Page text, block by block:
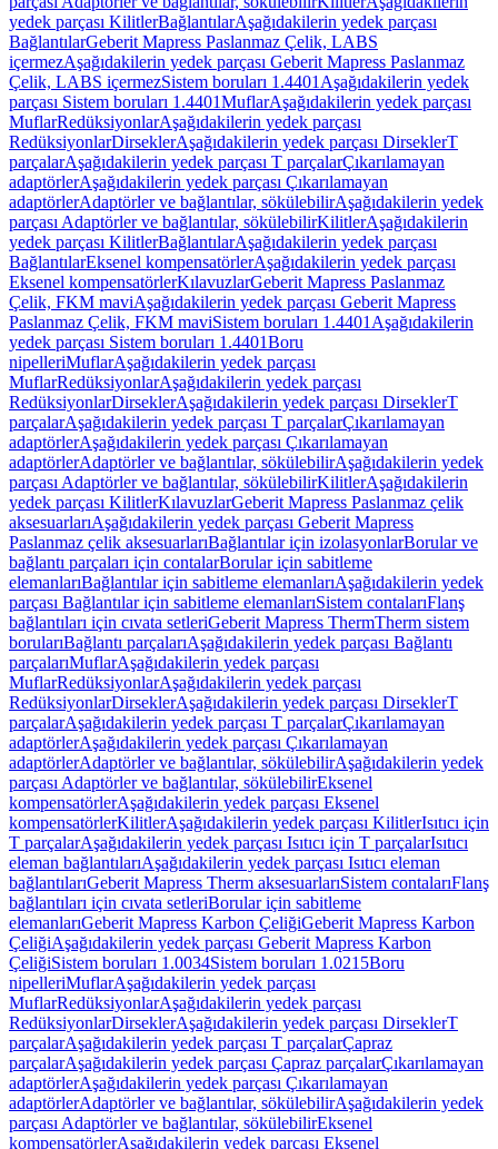
yedek parçası KilitlerBağlantılarAşağıdakilerin yedek parçası
BağlantılarGeberit Mapress Paslanmaz Çelik, LABS
içermezAşağıdakilerin yedek parçası Geberit Mapress Paslanmaz
Çelik, LABS içermezSistem boruları 1.4401 Aşağıdakilerin yedek
parçası Sistem boruları 1.4401MuflarAşağıdakilerin yedek parçası
MuflarRedüksiyonlarAşağıdakilerin yedek parçası
RedüksiyonlarDirseklerAşağıdakilerin yedek parçası DirseklerT
parçalarAşağıdakilerin yedek parçası T parçalarÇıkarılamayan
adaptörlerAşağıdakilerin yedek parçası Çıkarılamayan
adaptörlerAdaptörler ve bağlantılar, sökülebilirAşağıdakilerin yedek
parçası Adaptörler ve bağlantılar, sökülebilirKilitlerAşağıdakilerin
yedek parçası KilitlerBağlantılarAşağıdakilerin yedek parçası
BağlantılarEksenel kompensatörlerAşağıdakilerin yedek parçası
Eksenel kompensatörlerKılavuzlarGeberit Mapress Paslanmaz
Çelik, FKM maviAşağıdakilerin yedek parçası Geberit Mapress
Paslanmaz Çelik, FKM maviSistem boruları 1.4401 Aşağıdakilerin
yedek parçası Sistem boruları 1.4401Boru
nipelleriMuflarAşağıdakilerin yedek parçası
MuflarRedüksiyonlarAşağıdakilerin yedek parçası
RedüksiyonlarDirseklerAşağıdakilerin yedek parçası DirseklerT
parçalarAşağıdakilerin yedek parçası T parçalarÇıkarılamayan
adaptörlerAşağıdakilerin yedek parçası Çıkarılamayan
adaptörlerAdaptörler ve bağlantılar, sökülebilirAşağıdakilerin yedek
parçası Adaptörler ve bağlantılar, sökülebilirKilitlerAşağıdakilerin
yedek parçası KilitlerKılavuzlarGeberit Mapress Paslanmaz çelik
aksesuarlarıAşağıdakilerin yedek parçası Geberit Mapress
Paslanmaz çelik aksesuarlarıBağlantılar için izolasyonlarBorular ve
bağlantı parçaları için contalarBorular için sabitleme
elemanlarıBağlantılar için sabitleme elemanlarıAşağıdakilerin yedek
parçası Bağlantılar için sabitleme elemanlarıSistem contalarıFlanş
bağlantıları için cıvata setleriGeberit Mapress ThermTherm sistem
borularıBağlantı parçalarıAşağıdakilerin yedek parçası Bağlantı
parçalarıMuflarAşağıdakilerin yedek parçası
MuflarRedüksiyonlarAşağıdakilerin yedek parçası
RedüksiyonlarDirseklerAşağıdakilerin yedek parçası DirseklerT
parçalarAşağıdakilerin yedek parçası T parçalarÇıkarılamayan
adaptörlerAşağıdakilerin yedek parçası Çıkarılamayan
adaptörlerAdaptörler ve bağlantılar, sökülebilirAşağıdakilerin yedek
parçası Adaptörler ve bağlantılar, sökülebilirEksenel
kompensatörlerAşağıdakilerin yedek parçası Eksenel
kompensatörlerKilitlerAşağıdakilerin yedek parçası KilitlerIsıtıcı için
T parçalarAşağıdakilerin yedek parçası Isıtıcı için T parçalarIsıtıcı
eleman bağlantılarıAşağıdakilerin yedek parçası Isıtıcı eleman
bağlantılarıGeberit Mapress Therm aksesuarlarıSistem contalarıFlanş
bağlantıları için cıvata setleriBorular için sabitleme
elemanlarıGeberit Mapress Karbon ÇeliğiGeberit Mapress Karbon
ÇeliğiAşağıdakilerin yedek parçası Geberit Mapress Karbon
ÇeliğiSistem boruları 1.0034Sistem boruları 1.0215Boru
nipelleriMuflarAşağıdakilerin yedek parçası
MuflarRedüksiyonlarAşağıdakilerin yedek parçası
RedüksiyonlarDirseklerAşağıdakilerin yedek parçası DirseklerT
parçalarAşağıdakilerin yedek parçası T parçalarÇapraz
parçalarAşağıdakilerin yedek parçası Çapraz parçalarÇıkarılamayan
adaptörlerAşağıdakilerin yedek parçası Çıkarılamayan
adaptörlerAdaptörler ve bağlantılar, sökülebilirAşağıdakilerin yedek
parçası Adaptörler ve bağlantılar, sökülebilirEksenel
kompensatörlerAşağıdakilerin yedek parçası Eksenel